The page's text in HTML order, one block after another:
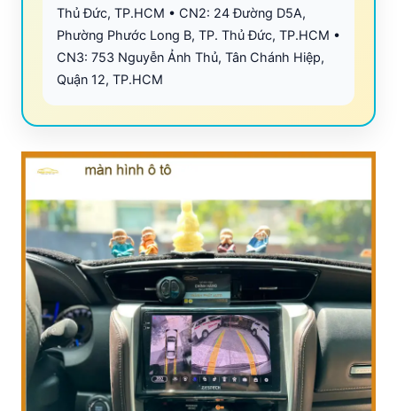
Thủ Đức, TP.HCM • CN2: 24 Đường D5A,
Phường Phước Long B, TP. Thủ Đức, TP.HCM •
CN3: 753 Nguyễn Ảnh Thủ, Tân Chánh Hiệp,
Quận 12, TP.HCM